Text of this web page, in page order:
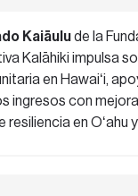
Kaiāulude la
Kalāhiki impulsa
en Hawaiʻi,
ingresos con
resiliencia en Oʻahu